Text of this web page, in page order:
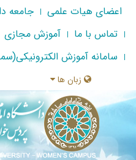
اعضای هیات علمی جامعه
تماس با ما
آموزش مجازی
سامانه آموزش
زبان ها